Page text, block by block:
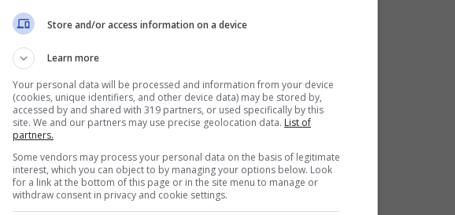
L’attenzione si pone sulle prassi
“innocue”, ma che in realtà vanno
solo il mobbing,ma a tutte le
che diventano una
minaccia per la
deve dimostrare di aver fatto di
prevenendo in qualsiasi modo tutti i
Store and/or access information on a device
Learn more
Your personal data will be processed and information from your device
(cookies, unique identifiers, and other device data) may be stored by,
accessed by and shared with 319 partners, or used specifically by this
site. We and our partners may use precise geolocation data. List of
partners.
Some vendors may process your personal data on the basis of legitimate
interest, which you can object to by managing your options below. Look
for a link at the bottom of this page or in the site menu to manage or
withdraw consent in privacy and cookie settings.